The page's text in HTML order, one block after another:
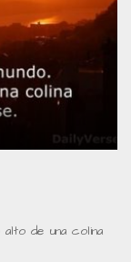
de una colina